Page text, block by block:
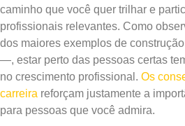
caminho que você quer trilhar e
profissionais relevantes. Como
dos maiores exemplos de
—, estar perto das pessoas certas
no crescimento profissional. Os
carreira reforçam justamente a
para pessoas que você admira.